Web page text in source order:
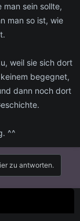
sein sollte,
man so ist, wie
weil sie sich dort
begegnet,
dann noch dort
^^
zu antworten.